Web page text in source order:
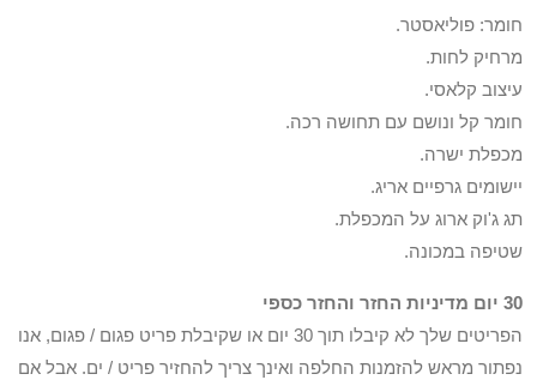
חומר: פוליאסטר.
מרחיק לחות.
עיצוב קלאסי.
חומר קל ונושם עם תחושה רכה.
מכפלת ישרה.
יישומים גרפיים אריג.
תג ג'וק ארוג על המכפלת.
שטיפה במכונה.
30 יום מדיניות החזר והחזר כספי
הפריטים שלך לא קיבלו תוך 30 יום או שקיבלת פריט פגום / פגום, אנו
נפתור מראש להזמנות החלפה ואינך צריך להחזיר פריט / ים. אבל אם